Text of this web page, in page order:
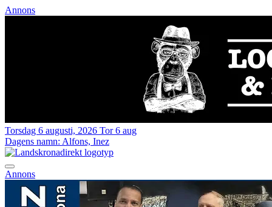
Annons
Torsdag 6 augusti, 2026 Tor 6 aug
Dagens namn: Alfons, Inez
Annons